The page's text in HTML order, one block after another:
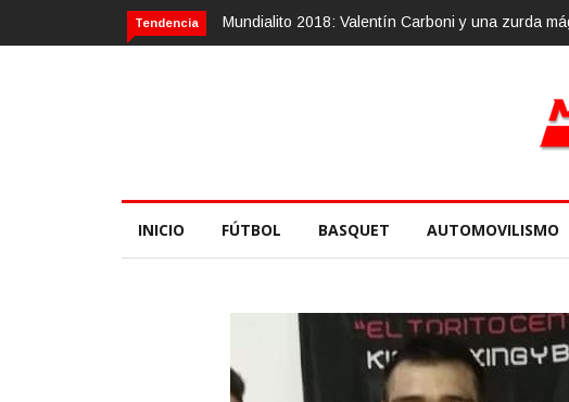
Tendencia
Mundialito 2018: Valentín Carboni y una zurda mágica
INICIO FÚTBOL BASQUET AUTOMOVILISMO